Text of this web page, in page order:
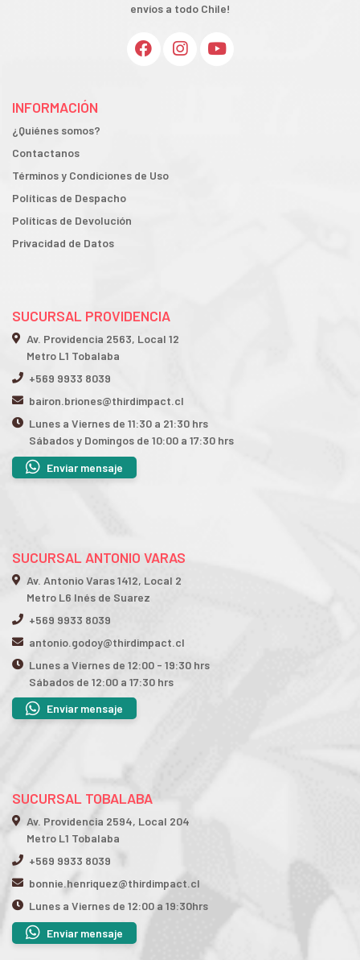
envíos a todo Chile!
INFORMACIÓN
¿Quiénes somos?
Contactanos
Términos y Condiciones de Uso
Políticas de Despacho
Políticas de Devolución
Privacidad de Datos
SUCURSAL PROVIDENCIA
Av. Providencia 2563, Local 12
Metro L1 Tobalaba
+569 9933 8039
bairon.briones@thirdimpact.cl
Lunes a Viernes de 11:30 a 21:30 hrs
Sábados y Domingos de 10:00 a 17:30 hrs
Enviar mensaje
SUCURSAL ANTONIO VARAS
Av. Antonio Varas 1412, Local 2
Metro L6 Inés de Suarez
+569 9933 8039
antonio.godoy@thirdimpact.cl
Lunes a Viernes de 12:00 - 19:30 hrs
Sábados de 12:00 a 17:30 hrs
Enviar mensaje
SUCURSAL TOBALABA
Av. Providencia 2594, Local 204
Metro L1 Tobalaba
+569 9933 8039
bonnie.henriquez@thirdimpact.cl
Lunes a Viernes de 12:00 a 19:30hrs
Enviar mensaje